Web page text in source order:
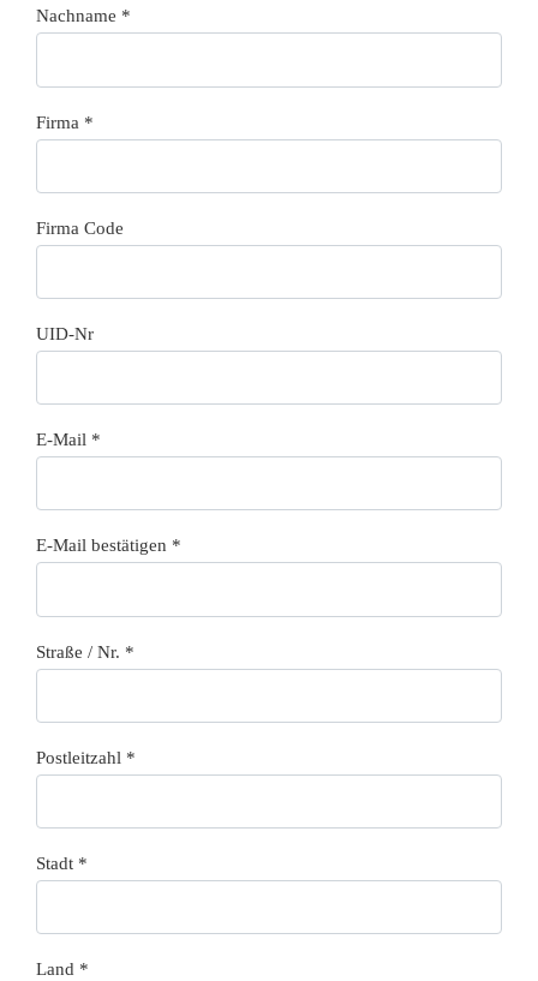
Nachname *
Firma *
Firma Code
UID-Nr
E-Mail *
E-Mail bestätigen *
Straße / Nr. *
Postleitzahl *
Stadt *
Land *